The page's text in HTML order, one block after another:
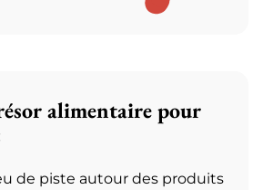
alimentaire pour
de piste autour des produits